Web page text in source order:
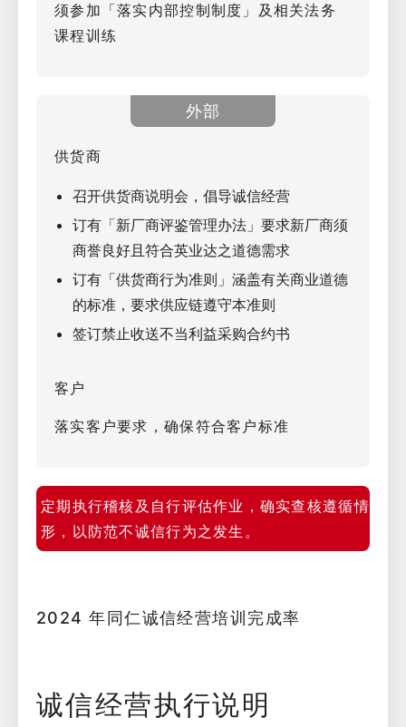
须参加「落实内部控制制度」及相关法务
课程训练
外部
供货商
召开供货商说明会，倡导诚信经营
订有「新厂商评鉴管理办法」要求新厂商须
商誉良好且符合英业达之道德需求
订有「供货商行为准则」涵盖有关商业道德
的标准，要求供应链遵守本准则
签订禁止收送不当利益采购合约书
客户
落实客户要求，确保符合客户标准
定期执行稽核及自行评估作业，确实查核遵循情
形，以防范不诚信行为之发生。
2024 年同仁诚信经营培训完成率
诚信经营执行说明